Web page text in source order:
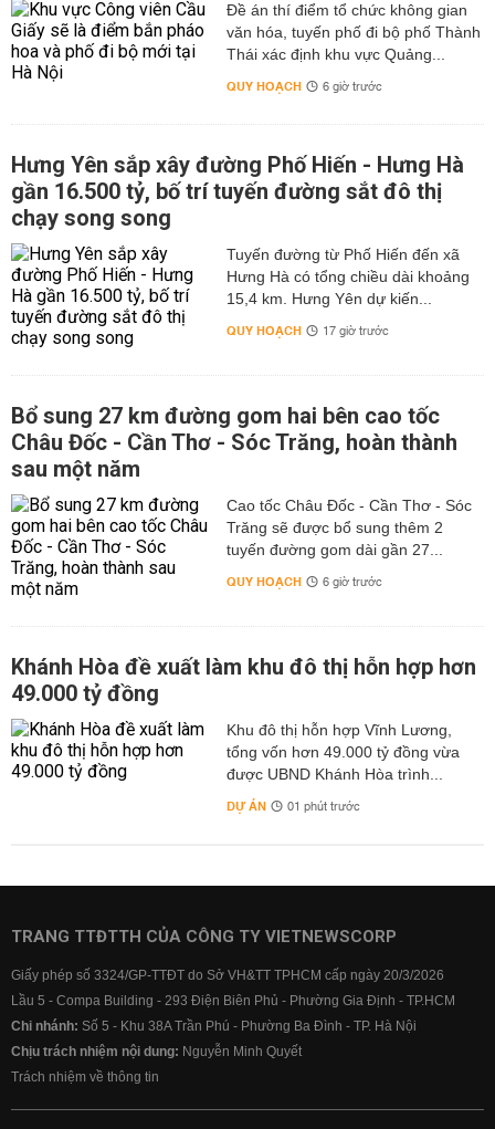
Đề án thí điểm tổ chức không gian
văn hóa, tuyến phố đi bộ phố Thành
Thái xác định khu vực Quảng...
QUY HOẠCH 6 giờ trước
Hưng Yên sắp xây đường Phố Hiến - Hưng Hà
gần 16.500 tỷ, bố trí tuyến đường sắt đô thị
chạy song song
Tuyến đường từ Phố Hiến đến xã
Hưng Hà có tổng chiều dài khoảng
15,4 km. Hưng Yên dự kiến...
QUY HOẠCH 17 giờ trước
Bổ sung 27 km đường gom hai bên cao tốc
Châu Đốc - Cần Thơ - Sóc Trăng, hoàn thành
sau một năm
Cao tốc Châu Đốc - Cần Thơ - Sóc
Trăng sẽ được bổ sung thêm 2
tuyến đường gom dài gần 27...
QUY HOẠCH 6 giờ trước
Khánh Hòa đề xuất làm khu đô thị hỗn hợp hơn
49.000 tỷ đồng
Khu đô thị hỗn hợp Vĩnh Lương,
tổng vốn hơn 49.000 tỷ đồng vừa
được UBND Khánh Hòa trình...
DỰ ÁN 01 phút trước
TRANG TTĐTTH CỦA CÔNG TY VIETNEWSCORP
Giấy phép số 3324/GP-TTĐT do Sở VH&TT TPHCM cấp ngày 20/3/2026
Lầu 5 - Compa Building - 293 Điện Biên Phủ - Phường Gia Định - TP.HCM
Chi nhánh: Số 5 - Khu 38A Trần Phú - Phường Ba Đình - TP. Hà Nội
Chịu trách nhiệm nội dung: Nguyễn Minh Quyết
Trách nhiệm về thông tin